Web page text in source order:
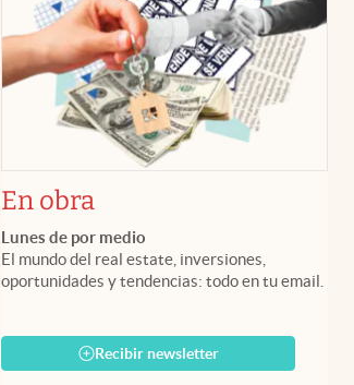
En obra
Lunes de por medio
El mundo del real estate, inversiones,
oportunidades y tendencias: todo en tu email.
Recibir newsletter